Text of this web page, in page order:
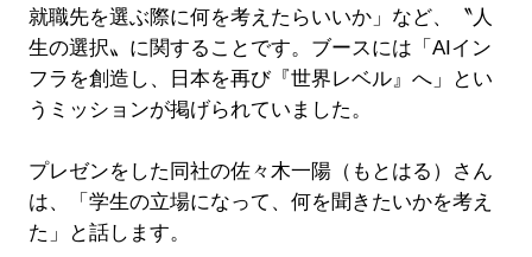
就職先を選ぶ際に何を考えたらいいか」など、〝人
生の選択〟に関することです。ブースには「AIイン
フラを創造し、日本を再び『世界レベル』へ」とい
うミッションが掲げられていました。
プレゼンをした同社の佐々木一陽（もとはる）さん
は、「学生の立場になって、何を聞きたいかを考え
た」と話します。